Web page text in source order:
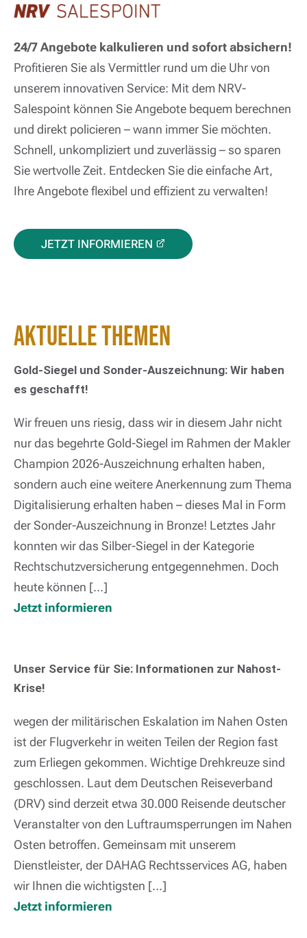
24/7 Angebote kalkulieren und sofort absichern!
Profitieren Sie als Vermittler rund um die Uhr von
unserem innovativen Service: Mit dem NRV-
Salespoint können Sie Angebote bequem berechnen
und direkt policieren – wann immer Sie möchten.
Schnell, unkompliziert und zuverlässig – so sparen
Sie wertvolle Zeit. Entdecken Sie die einfache Art,
Ihre Angebote flexibel und effizient zu verwalten!
JETZT INFORMIEREN
Aktuelle Themen
Gold-Siegel und Sonder-Auszeichnung: Wir haben
es geschafft!
Wir freuen uns riesig, dass wir in diesem Jahr nicht
nur das begehrte Gold-Siegel im Rahmen der Makler
Champion 2026-Auszeichnung erhalten haben,
sondern auch eine weitere Anerkennung zum Thema
Digitalisierung erhalten haben – dieses Mal in Form
der Sonder-Auszeichnung in Bronze! Letztes Jahr
konnten wir das Silber-Siegel in der Kategorie
Rechtschutzversicherung entgegennehmen. Doch
heute können […]
Jetzt informieren
Unser Service für Sie: Informationen zur Nahost-
Krise!
wegen der militärischen Eskalation im Nahen Osten
ist der Flugverkehr in weiten Teilen der Region fast
zum Erliegen gekommen. Wichtige Drehkreuze sind
geschlossen. Laut dem Deutschen Reiseverband
(DRV) sind derzeit etwa 30.000 Reisende deutscher
Veranstalter von den Luftraumsperrungen im Nahen
Osten betroffen. Gemeinsam mit unserem
Dienstleister, der DAHAG Rechtsservices AG, haben
wir Ihnen die wichtigsten […]
Jetzt informieren